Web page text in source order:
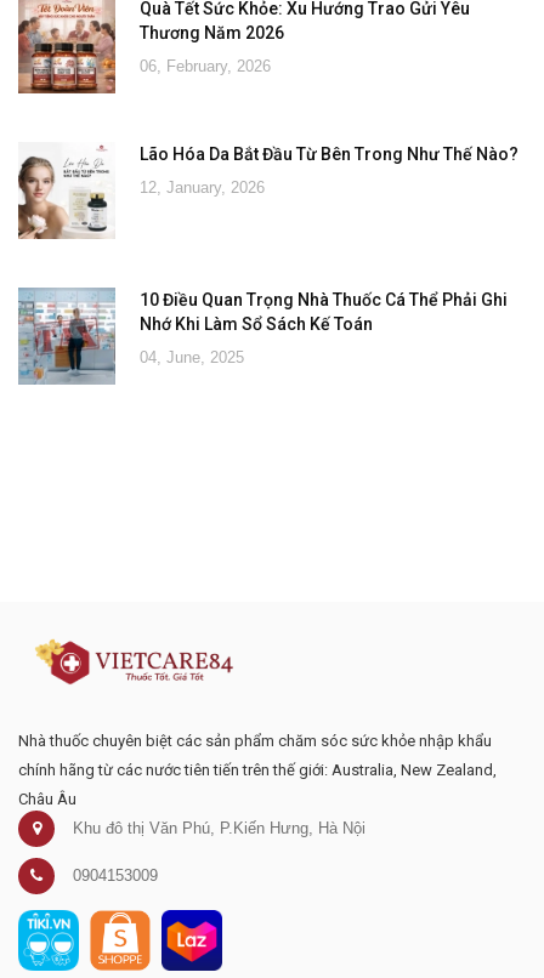
Quà Tết Sức Khỏe: Xu Hướng Trao Gửi Yêu
Thương Năm 2026
06, February, 2026
Lão Hóa Da Bắt Đầu Từ Bên Trong Như Thế Nào?
12, January, 2026
10 Điều Quan Trọng Nhà Thuốc Cá Thể Phải Ghi
Nhớ Khi Làm Sổ Sách Kế Toán
04, June, 2025
Nhà thuốc chuyên biệt các sản phẩm chăm sóc sức khỏe nhập khẩu
chính hãng từ các nước tiên tiến trên thế giới: Australia, New Zealand,
Châu Âu
Khu đô thị Văn Phú, P.Kiến Hưng, Hà Nội
0904153009